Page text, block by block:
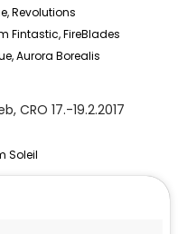
Revolutions
Fintastic, FireBlades
Aurora Borealis
CRO 17.-19.2.2017
Soleil